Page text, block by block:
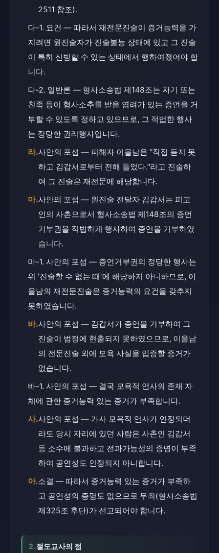
2511 참조).
다-1. 요건 — 따라서 재전문진술이 증거능력을 가
지려면 원진술자가 진술불능 상태에 있고 그 진술
이 특히 신빙할 수 있는 상태에서 행하여졌어야 합
니다.
다-2. 일반론 — 형사소송법 제148조는 자기 또는
친족 등이 형사소추를 받을 염려가 있는 증언을 거
부할 수 있도록 정하고 있으므로, 그 적법한 행사
는 정당한 권리행사입니다.
라.사안의 포섭 — 피해자 이을남은 "직접 듣지 못
하고 김갑서로부터 전해 들었다."라고 진술하
여 그 진술은 재전문에 해당합니다.
마.사안의 포섭 — 원진술 전달자 김갑서는 피고
인의 사촌으로서 형사소송법 제148조의 증언
거부권을 적법하게 행사하여 증언을 거부하였
습니다.
마-1. 사안의 포섭 — 증언거부권의 정당한 행사는
위 '진술할 수 없는 때'에 해당하지 아니하므로, 이
을남의 재전문진술은 증거능력의 요건을 갖추지
못하였습니다.
바.사안의 포섭 — 김갑서가 증언을 거부하여 그
진술이 법정에 현출되지 못하였으므로, 이을남
의 전문진술 외에 모욕 사실을 입증할 증거가
없습니다.
바-1. 사안의 포섭 — 결국 모욕적 언사의 존재 자
체에 관한 증거능력 있는 증거가 부족합니다.
사.사안의 포섭 — 가사 모욕적 언사가 인정되더
라도 당시 자리에 있던 사람은 사촌인 김갑서
등 소수에 불과하고 전파가능성의 증명이 부족
하여 공연성도 인정되지 아니합니다.
아.소결 — 따라서 증거능력 있는 증거가 부족하
고 공연성의 증명도 없으므로 무죄(형사소송법
제325조 후단)가 선고되어야 합니다.
2.절도교사의 점